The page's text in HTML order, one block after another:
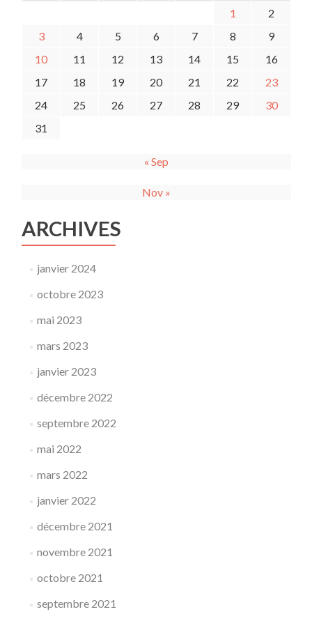
1
2
3
4 5 6 7 8
9
10
11 12 13 14 15
16
17
18 19 20 21 22
23
24
25 26 27 28 29
30
31
« Sep
Nov »
ARCHIVES
janvier 2024
octobre 2023
mai 2023
mars 2023
janvier 2023
décembre 2022
septembre 2022
mai 2022
mars 2022
janvier 2022
décembre 2021
novembre 2021
octobre 2021
septembre 2021